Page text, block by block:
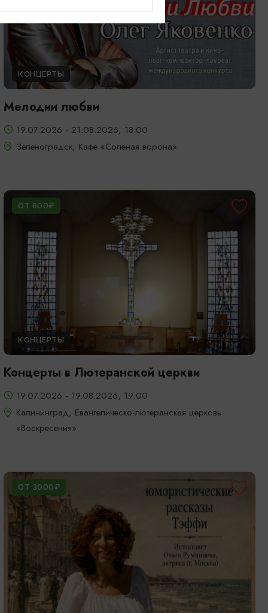
КОНЦЕРТЫ
Мелодии любви
19.07.2026 - 21.08.2026, 18:00
Зеленоградск, Кафе «Соленая ворона»
ОТ 600₽
КОНЦЕРТЫ
Концерты в Лютеранской церкви
19.07.2026 - 19.08.2026, 19:00
Калининград, Евангелическо-лютеранская церковь
«Воскресения»
ОТ 3000₽